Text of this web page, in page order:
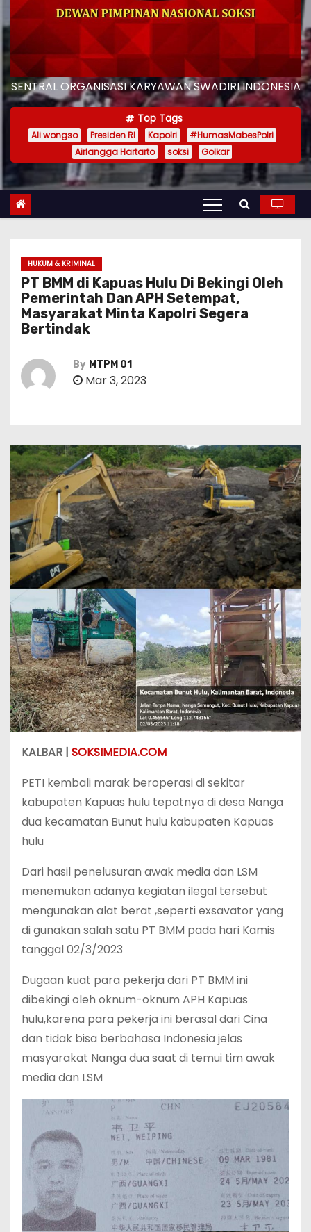
SENTRAL ORGANISASI KARYAWAN SWADIRI INDONESIA
Top Tags
Ali wongso Presiden RI Kapolri
#HumasMabesPolri
Airlangga Hartarto
soksi Golkar
HUKUM & KRIMINAL
PT BMM di Kapuas Hulu Di Bekingi Oleh
Pemerintah Dan APH Setempat,
Masyarakat Minta Kapolri Segera
Bertindak
By MTPM 01
Mar 3, 2023
KALBAR | SOKSIMEDIA.COM
PETI kembali marak beroperasi di sekitar
kabupaten Kapuas hulu tepatnya di desa Nanga
dua kecamatan Bunut hulu kabupaten Kapuas
hulu
Dari hasil penelusuran awak media dan LSM
menemukan adanya kegiatan ilegal tersebut
mengunakan alat berat ,seperti exsavator yang
di gunakan salah satu PT BMM pada hari Kamis
tanggal 02/3/2023
Dugaan kuat para pekerja dari PT BMM ini
dibekingi oleh oknum-oknum APH Kapuas
hulu,karena para pekerja ini berasal dari Cina
dan tidak bisa berbahasa Indonesia jelas
masyarakat Nanga dua saat di temui tim awak
media dan LSM